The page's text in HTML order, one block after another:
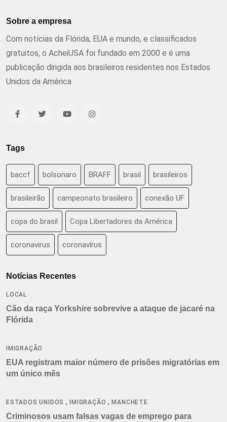
Sobre a empresa
Com notícias da Flórida, EUA e mundo, e classificados
gratuitos, o AcheiUSA foi fundado em 2000 e é uma
publicação dirigida aos brasileiros residentes nos Estados
Unidos da América
Tags
baccf bolsonaro BRAFF brasil brasileiros
brasileirão campeonato brasileiro conexão UF
copa do brasil Copa Libertadores da América
coronavirus coronavírus
Notícias Recentes
LOCAL
Cão da raça Yorkshire sobrevive a ataque de jacaré na
Flórida
IMIGRAÇÃO
EUA registram maior número de prisões migratórias em
um único mês
ESTADOS UNIDOS ,IMIGRAÇÃO ,MANCHETE
Criminosos usam falsas vagas de emprego para